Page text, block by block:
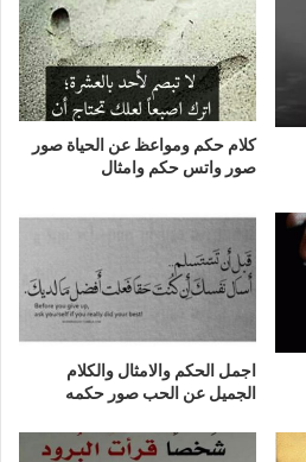
كلام حكم ومواعظ عن الحياة صور
صور واتس حكم وامثال
اجمل الحكم والامثال والكلام
الجميل عن الحب صور حكمه